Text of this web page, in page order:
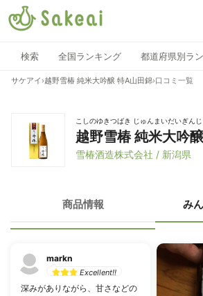
検索 全国ランキング 都道府県別ラ
サケアイ ›越野雪椿 純米大吟醸 特A山田錦›口コミ一覧
こしのゆきつばき じゅんまいだいぎん
越野雪椿 純米大吟
雪椿酒造株式会社 / 新潟県
商品情報 み
markn
Excellent!!
深みがありながら、甘さなどの